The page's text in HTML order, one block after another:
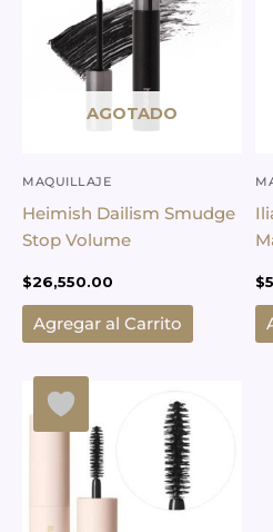
AGOTADO
MAQUILLAJE
Heimish Dailism Smudge
Stop Volume
$26,550.00
Agregar al Carrito
$